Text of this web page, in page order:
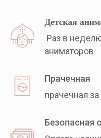
Детская
Раз в
аниматоров
Прачечная
прачечная
Безопасная